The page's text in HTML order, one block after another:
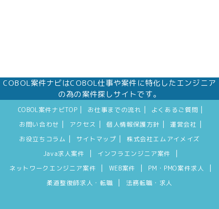
COBOL案件ナビはCOBOL仕事や案件に特化したエンジニア
の為の案件探しサイトです。
COBOL案件ナビTOP お仕事までの流れ よくあるご質問
お問い合わせ アクセス 個人情報保護方針 運営会社
お役立ちコラム サイトマップ
株式会社エムアイメイズ
Java求人案件
インフラエンジニア案件
ネットワークエンジニア案件 WEB案件 PM・PMO案件求人
柔道整復師求人・転職 法務転職・求人